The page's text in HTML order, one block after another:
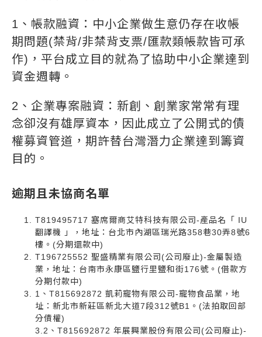
1、帳款融資：中小企業做生意仍存在收帳
期問題(禁背/非禁背支票/匯款類帳款皆可承
作)，平台成立目的就為了協助中小企業達到
資金週轉。
2、企業專案融資：新創、創業家常常有理
念卻沒有雄厚資本，因此成立了公開式的債
權募資管道，期許替台灣潛力企業達到籌資
目的。
逾期且未協商名單
T819495717 塞席爾商艾特科技有限公司-產品名「 IU
翻譯機 」，地址：台北市內湖區瑞光路358巷30弄8號6
樓。(分期還款中)
T196725552 聖盛精業有限公司(公司廢止)-金屬製造
業，地址：台南市永康區鹽行里鹽和街176號。(借款方
分期付款中)
1、T815692872 凱莉寵物有限公司-寵物食品業，地
址：新北市新莊區新北大道7段312號B1。(法拍取回部
分債權)
3.2、T815692872 年展興業股份有限公司(公司廢止)-